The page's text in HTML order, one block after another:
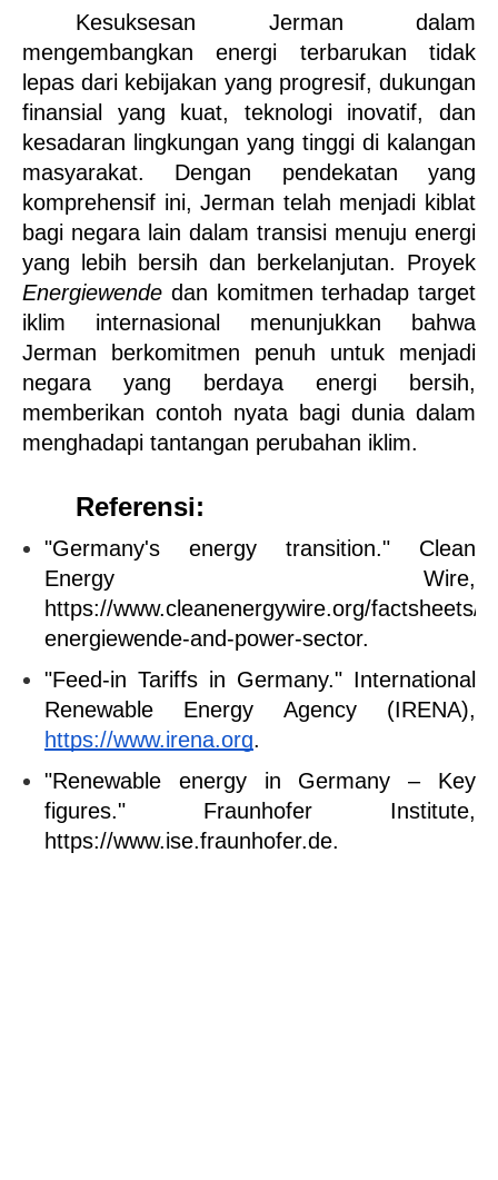
Kesuksesan Jerman dalam
mengembangkan energi terbarukan tidak
lepas dari kebijakan yang progresif, dukungan
finansial yang kuat, teknologi inovatif, dan
kesadaran lingkungan yang tinggi di kalangan
masyarakat. Dengan pendekatan yang
komprehensif ini, Jerman telah menjadi kiblat
bagi negara lain dalam transisi menuju energi
Energiewende dan komitmen terhadap target
iklim internasional menunjukkan bahwa
Jerman berkomitmen penuh untuk menjadi
negara yang berdaya energi bersih,
memberikan contoh nyata bagi dunia dalam
menghadapi tantangan perubahan iklim.
Referensi:
"Germany's energy transition." Clean
Energy Wire,
https://www.cleanenergywire.org/factsheets/
energiewende-and-power-sector.
"Feed-in Tariffs in Germany." International
Renewable Energy Agency (IRENA),
https://www.irena.org.
"Renewable energy in Germany – Key
figures." Fraunhofer Institute,
https://www.ise.fraunhofer.de.